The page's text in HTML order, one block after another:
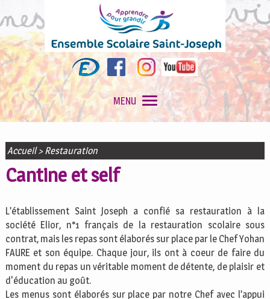
MENU
Accueil> Restauration
Cantine et self
L’établissement Saint Joseph a confié sa restauration à la
société Elior, n°1 français de la restauration scolaire sous
contrat, mais les repas sont élaborés sur place par le Chef Yohan
FAURE et son équipe. Chaque jour, ils ont à coeur de faire du
moment du repas un véritable moment de détente, de plaisir et
d'éducation au goût.
Les menus sont élaborés sur place par notre Chef avec l’appui